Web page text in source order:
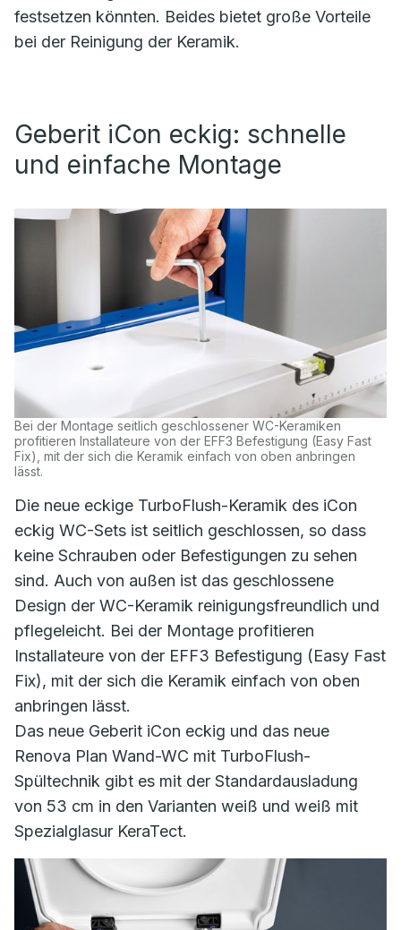
festsetzen könnten. Beides bietet große Vorteile
bei der Reinigung der Keramik.
Geberit iCon eckig: schnelle
und einfache Montage
Bei der Montage seitlich geschlossener WC-Keramiken
profitieren Installateure von der EFF3 Befestigung (Easy Fast
Fix), mit der sich die Keramik einfach von oben anbringen
lässt.
Die neue eckige TurboFlush-Keramik des iCon
eckig WC-Sets ist seitlich geschlossen, so dass
keine Schrauben oder Befestigungen zu sehen
sind. Auch von außen ist das geschlossene
Design der WC-Keramik reinigungsfreundlich und
pflegeleicht. Bei der Montage profitieren
Installateure von der EFF3 Befestigung (Easy Fast
Fix), mit der sich die Keramik einfach von oben
anbringen lässt.
Das neue Geberit iCon eckig und das neue
Renova Plan Wand-WC mit TurboFlush-
Spültechnik gibt es mit der Standardausladung
von 53 cm in den Varianten weiß und weiß mit
Spezialglasur KeraTect.